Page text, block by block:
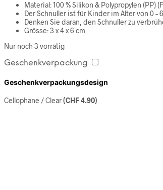
Material: 100 % Silikon & Polypropylen (PP)
Der Schnuller ist für Kinder im Alter von 0 –
Denken Sie daran, den Schnuller zu
Grösse: 3 x 4 x 6 cm
Nur noch 3 vorrätig
Geschenkverpackung
Geschenkverpackungsdesign
Cellophane / Clear(CHF4.90)